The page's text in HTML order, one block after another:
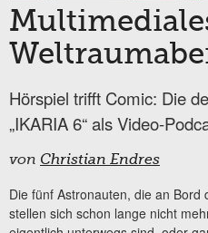
Hörspiel trifft Comic: Die
„IKARIA 6“ als Video-
von Christian Endres
Die fünf Astronauten, die an Bord
stellen sich schon lange nicht